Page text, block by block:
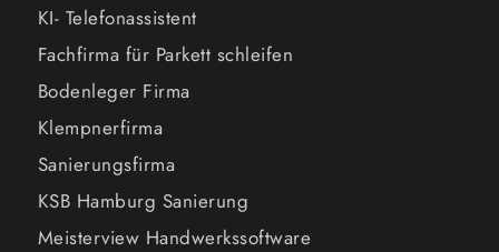
KI- Telefonassistent
Fachfirma für Parkett schleifen
Bodenleger Firma
Klempnerfirma
Sanierungsfirma
KSB Hamburg Sanierung
Meisterview Handwerkssoftware